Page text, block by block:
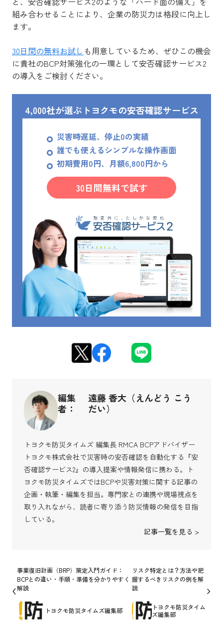
組み合わせることにより、企業の防災力は格段に向上し
ます。
30日間の無料お試し も用意しているため、ぜひこの機会
に貴社のBCP対策強化の一環として安否確認サービス2
の導入をご検討ください。
4,000社が選ぶトヨクモの安否確認サービス
災害時遅延、停止0の実績
誰でも使えるシンプルな操作画面
初期費用0円、月額6,800円から
30日間無料で試す
編集
者：
遠藤 香大（えんどう こう
だい）
トヨクモ防災タイムズ 編集長 RMCA BCPアドバイザー
トヨクモ株式会社で災害時の安否確認を自動化する『安
否確認サービス2』の導入提案や情報発信に携わる。ト
ヨクモ防災タイムズではBCPや災害対策に関する記事の
企画・執筆・編集を担当。専門家との連携や現場視点を
取り入れながら、読者に寄り添う防災情報の発信を目指
している。
記事一覧を見る >
事業復旧計画（BRP）策定入門ガイド：
BCPとの違い・手順・準備を分かりやすく
解説
トヨクモ防災タイムズ編集部
リスク特定とは？方法や把
握するべきリスクの例を解
説
トヨクモ防災タイム
ズ編集部